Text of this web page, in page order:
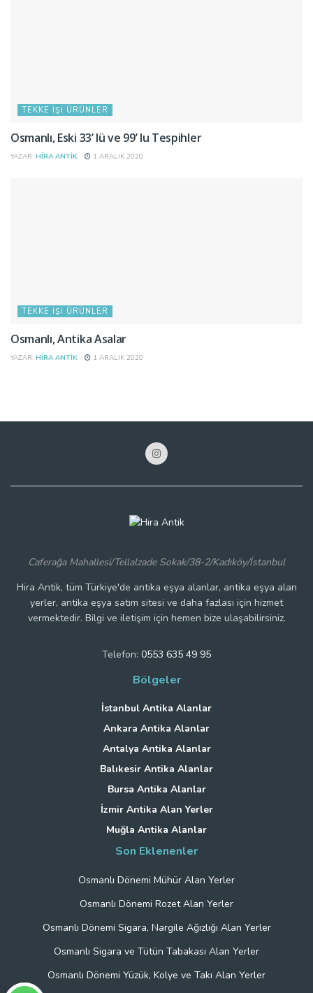
TEKKE İŞI ÜRÜNLER
Osmanlı, Eski 33’ lü ve 99’ lu Tespihler
YAZAR: HIRA ANTIK 1 ARALIK 2020
TEKKE İŞI ÜRÜNLER
Osmanlı, Antika Asalar
YAZAR: HIRA ANTIK 1 ARALIK 2020
Caferağa Mahallesi/Tellalzade Sokak/38-2/Kadıköy/İstanbul
Hira Antik, tüm Türkiye'de antika eşya alanlar, antika eşya alan
yerler, antika eşya satım sitesi ve daha fazlası için hizmet
vermektedir. Bilgi ve iletişim için hemen bize ulaşabilirsiniz.
Telefon: 0553 635 49 95
Bölgeler
İstanbul Antika Alanlar
Ankara Antika Alanlar
Antalya Antika Alanlar
Balıkesir Antika Alanlar
Bursa Antika Alanlar
İzmir Antika Alan Yerler
Muğla Antika Alanlar
Son Eklenenler
Osmanlı Dönemi Mühür Alan Yerler
Osmanlı Dönemi Rozet Alan Yerler
Osmanlı Dönemi Sigara, Nargile Ağızlığı Alan Yerler
Osmanlı Sigara ve Tütün Tabakası Alan Yerler
Osmanlı Dönemi Yüzük, Kolye ve Takı Alan Yerler